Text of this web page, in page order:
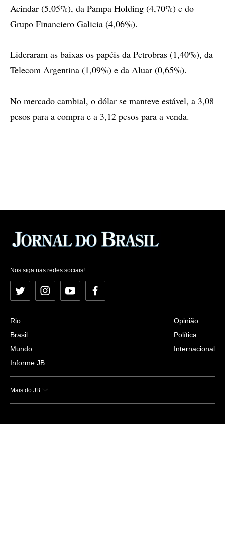
Acindar (5,05%), da Pampa Holding (4,70%) e do
Grupo Financiero Galicia (4,06%).
Lideraram as baixas os papéis da Petrobras (1,40%), da
Telecom Argentina (1,09%) e da Aluar (0,65%).
No mercado cambial, o dólar se manteve estável, a 3,08
pesos para a compra e a 3,12 pesos para a venda.
Nos siga nas redes sociais!
Twitter InstagramYouTubeFacebook
Rio
Brasil
Mundo
Informe JB
Opinião
Política
Internacional
Mais do JB
Esportes